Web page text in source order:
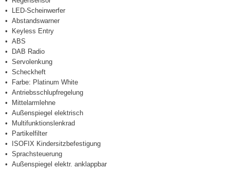
LED-Scheinwerfer
Abstandswarner
Keyless Entry
ABS
DAB Radio
Servolenkung
Scheckheft
Farbe: Platinum White
Antriebsschlupfregelung
Mittelarmlehne
Außenspiegel elektrisch
Multifunktionslenkrad
Partikelfilter
ISOFIX Kindersitzbefestigung
Sprachsteuerung
Außenspiegel elektr. anklappbar